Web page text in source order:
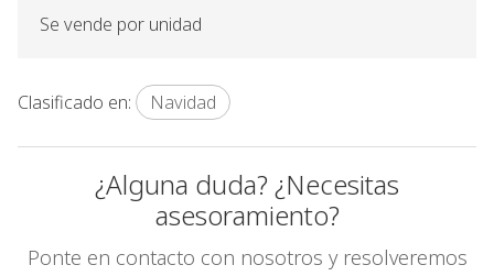
Se vende por unidad
Clasificado en: Navidad
¿Alguna duda? ¿Necesitas
asesoramiento?
Ponte en contacto con nosotros y resolveremos